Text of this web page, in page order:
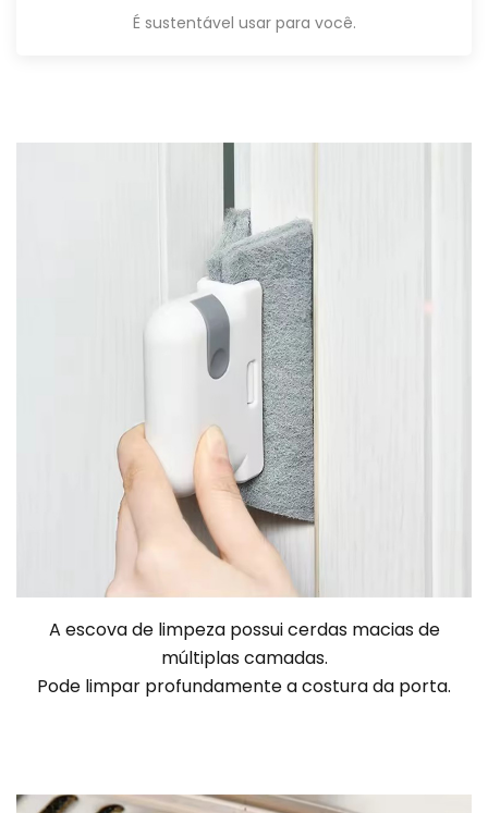
É sustentável usar para você.
A escova de limpeza possui cerdas macias de
múltiplas camadas.
Pode limpar profundamente a costura da porta.